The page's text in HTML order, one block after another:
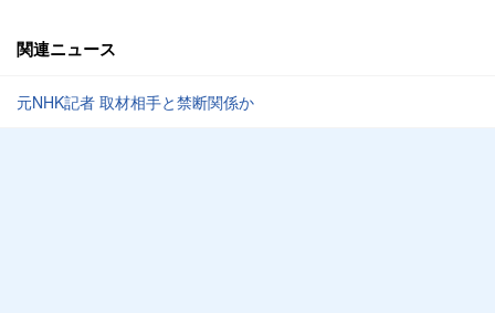
関連ニュース
元NHK記者 取材相手と禁断関係か